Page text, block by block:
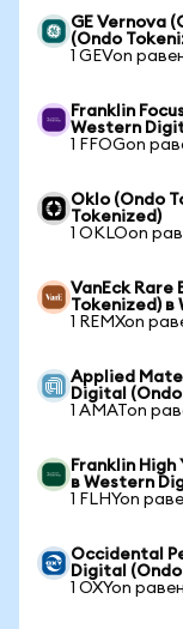
GE Vernova
(Ondo
1 GEVon
Franklin
Western
1 FFOGon
Oklo (Ondo
Tokenized)
1 OKLOon
VanEck Rare
Tokenized) в
1 REMXon
Applied
Digital
1 AMATon
Franklin
в Western
1 FLHYon
Occidental
Digital
1 OXYon